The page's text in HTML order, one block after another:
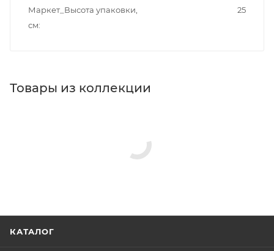
Маркет_Высота упаковки,
см
25
Товары из коллекции
Да
Реквизиты